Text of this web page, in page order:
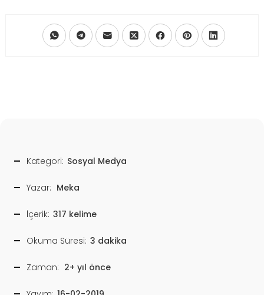
Kategori: Sosyal Medya
Yazar: Meka
İçerik: 317 kelime
Okuma Süresi: 3 dakika
Zaman: 2+ yıl önce